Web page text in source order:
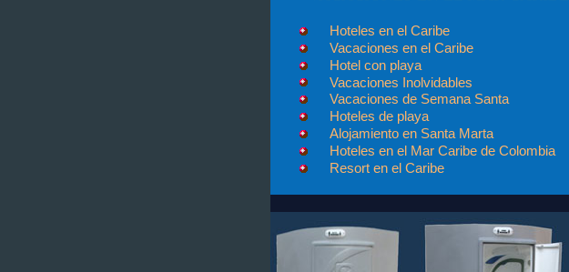
Hoteles en el Caribe
Vacaciones en el Caribe
Hotel con playa
Vacaciones Inolvidables
Vacaciones de Semana Santa
Hoteles de playa
Alojamiento en Santa Marta
Hoteles en el Mar Caribe de Colombia
Resort en el Caribe